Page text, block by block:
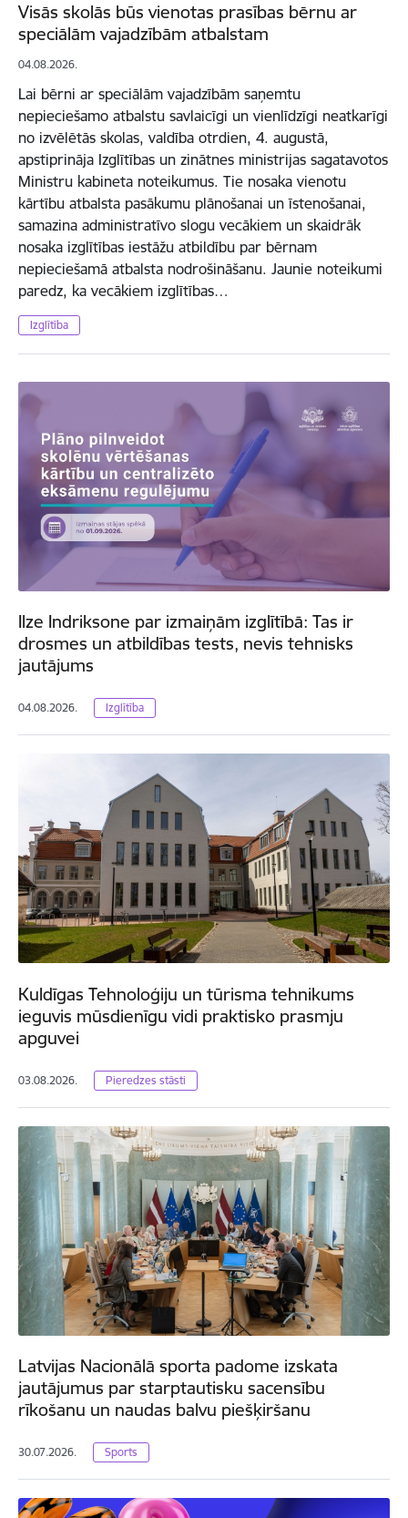
Visās skolās būs vienotas prasības bērnu ar
speciālām vajadzībām atbalstam
04.08.2026.
Lai bērni ar speciālām vajadzībām saņemtu
nepieciešamo atbalstu savlaicīgi un vienlīdzīgi neatkarīgi
no izvēlētās skolas, valdība otrdien, 4. augustā,
apstiprināja Izglītības un zinātnes ministrijas sagatavotos
Ministru kabineta noteikumus. Tie nosaka vienotu
kārtību atbalsta pasākumu plānošanai un īstenošanai,
samazina administratīvo slogu vecākiem un skaidrāk
nosaka izglītības iestāžu atbildību par bērnam
nepieciešamā atbalsta nodrošināšanu. Jaunie noteikumi
paredz, ka vecākiem izglītības…
Izglītība
Ilze Indriksone par izmaiņām izglītībā: Tas ir
drosmes un atbildības tests, nevis tehnisks
jautājums
04.08.2026. Izglītība
Kuldīgas Tehnoloģiju un tūrisma tehnikums
ieguvis mūsdienīgu vidi praktisko prasmju
apguvei
03.08.2026. Pieredzes stāsti
Latvijas Nacionālā sporta padome izskata
jautājumus par starptautisku sacensību
rīkošanu un naudas balvu piešķiršanu
30.07.2026. Sports